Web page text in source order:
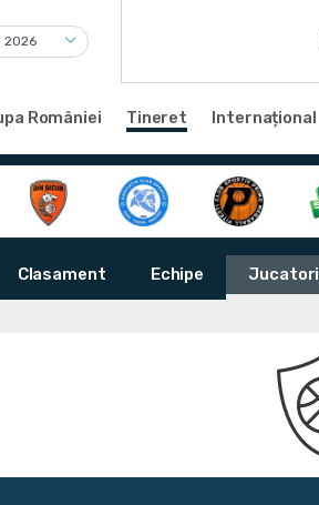
României Tineret Internațional
Clasament Echipe Jucatori